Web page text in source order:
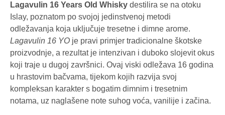
Lagavulin 16 Years Old Whisky destilira se na otoku
Islay, poznatom po svojoj jedinstvenoj metodi
odležavanja koja uključuje tresetne i dimne arome.
Lagavulin 16 YO je pravi primjer tradicionalne škotske
proizvodnje, a rezultat je intenzivan i duboko slojevit okus
koji traje u dugoj završnici. Ovaj viski odležava 16 godina
u hrastovim bačvama, tijekom kojih razvija svoj
kompleksan karakter s bogatim dimnim i tresetnim
notama, uz naglašene note suhog voća, vanilije i začina.